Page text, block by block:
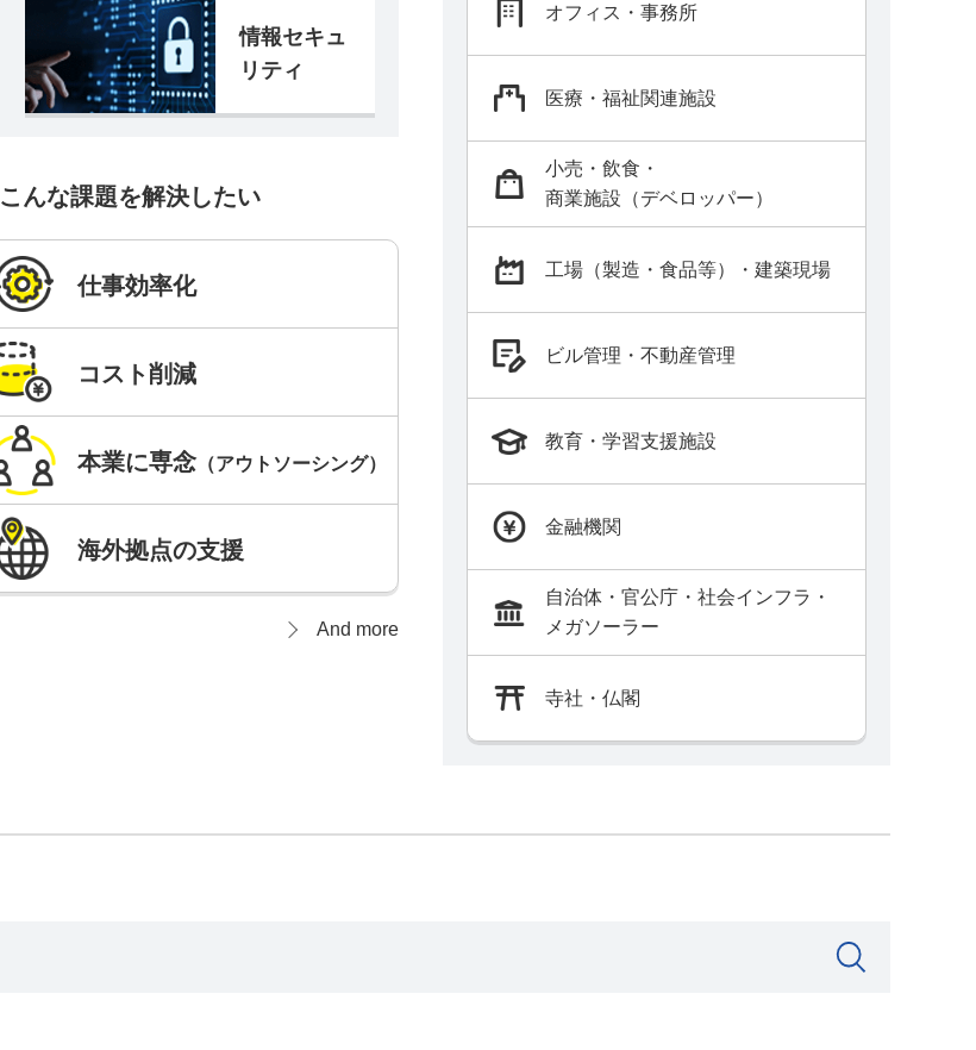
情報セキュ
リティ
こんな課題を解決したい
仕事効率化
コスト削減
本業に専念（アウトソーシング）
海外拠点の支援
And more
オフィス・事務所
医療・福祉関連施設
小売・飲食・
商業施設（デベロッパー）
工場（製造・食品等）・建築現場
ビル管理・不動産管理
教育・学習支援施設
金融機関
自治体・官公庁・社会インフラ・
メガソーラー
寺社・仏閣